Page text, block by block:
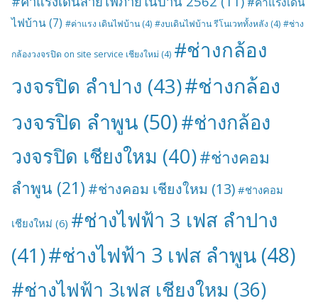
ไฟบ้าน(7) #ค่าแรง เดินไฟบ้าน (4) #งบเดินไฟบ้าน รีโนเวททั้งหลัง (4) #ช่าง
กล้องวงจรปิด on site service เชียงใหม่ (4) #ช่างกล้อง
วงจรปิด ลำปาง (43)#ช่างกล้อง
วงจรปิด ลำพูน (50)#ช่างกล้อง
วงจรปิด เชียงใหม (40)#ช่างคอม
ลำพูน (21) #ช่างคอม เชียงใหม (13) #ช่างคอม
เชียงใหม่ (6) #ช่างไฟฟ้า 3 เฟส ลำปาง
(41)#ช่างไฟฟ้า 3 เฟส ลำพูน (48)
#ช่างไฟฟ้า 3เฟส เชียงใหม (36)